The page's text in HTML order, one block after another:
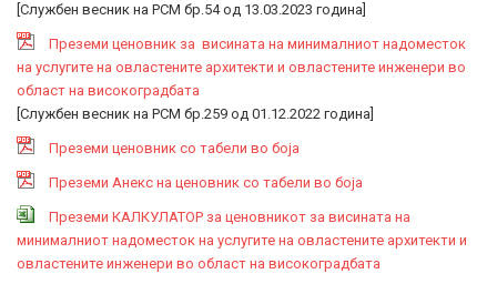
[Службен весник на РСМ бр.54 од 13.03.2023 година]
Преземи ценовник за висината на минималниот надоместок
на услугите на овластените архитекти и овластените инженери во
област на високоградбата
[Службен весник на РСМ бр.259 од 01.12.2022 година]
Преземи ценовник со табели во боја
Преземи Анекс на ценовник со табели во боја
Преземи КАЛКУЛАТОР за ценовникот за висината на
минималниот надоместок на услугите на овластените архитекти и
овластените инженери во област на високоградбата